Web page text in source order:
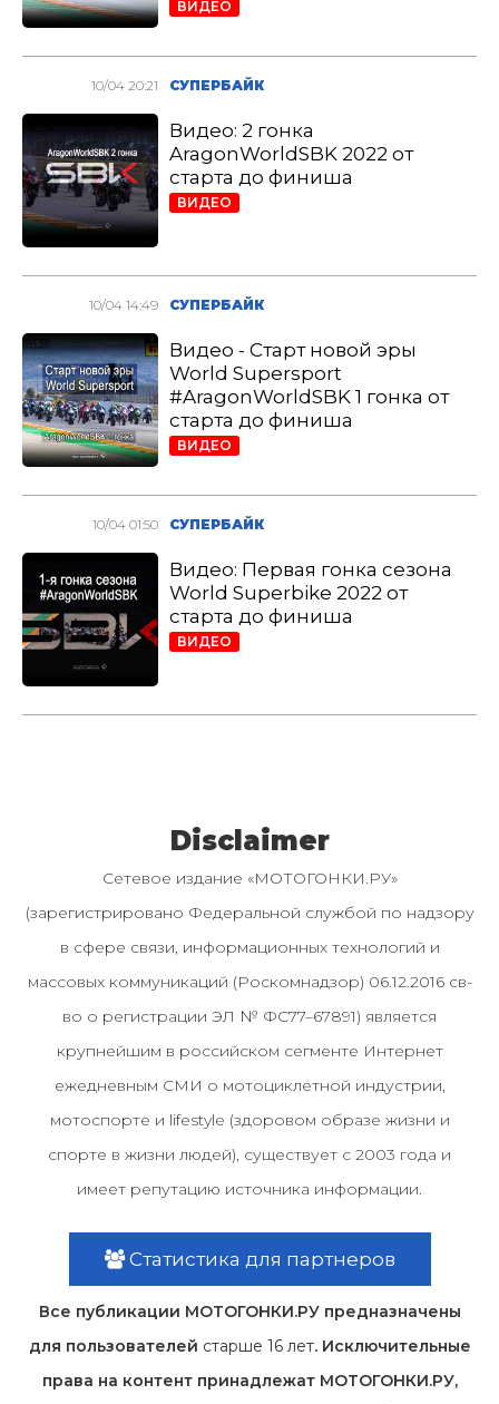
ВИДЕО
10/04 20:21 СУПЕРБАЙК
Видео: 2 гонка
AragonWorldSBK 2022 от
старта до финиша
ВИДЕО
10/04 14:49 СУПЕРБАЙК
Видео - Старт новой эры
World Supersport
#AragonWorldSBK 1 гонка от
старта до финиша
ВИДЕО
10/04 01:50 СУПЕРБАЙК
Видео: Первая гонка сезона
World Superbike 2022 от
старта до финиша
ВИДЕО
Disclaimer
Сетевое издание «МОТОГОНКИ.РУ»
(зарегистрировано Федеральной службой по надзору
в сфере связи, информационных технологий и
массовых коммуникаций (Роскомнадзор) 06.12.2016 св-
во о регистрации ЭЛ № ФС77–67891) является
крупнейшим в российском сегменте Интернет
ежедневным СМИ о мотоциклетной индустрии,
мотоспорте и lifestyle (здоровом образе жизни и
спорте в жизни людей), существует с 2003 года и
имеет репутацию источника информации.
Статистика для партнеров
Все публикации МОТОГОНКИ.РУ предназначены
для пользователей старше 16 лет. Исключительные
права на контент принадлежат МОТОГОНКИ.РУ,